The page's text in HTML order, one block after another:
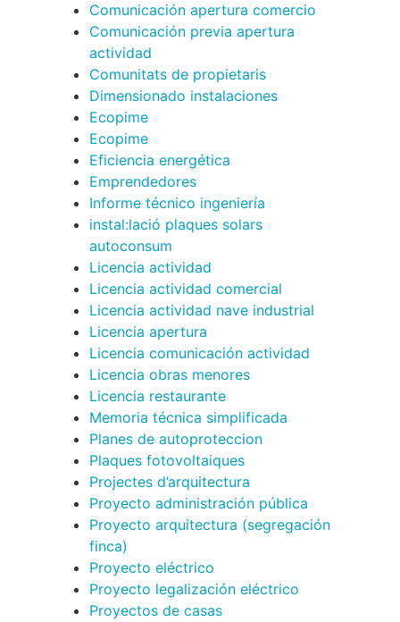
Comunicación apertura comercio
Comunicación previa apertura
actividad
Comunitats de propietaris
Dimensionado instalaciones
Ecopime
Ecopime
Eficiencia energética
Emprendedores
Informe técnico ingeniería
instal:lació plaques solars
autoconsum
Licencia actividad
Licencia actividad comercial
Licencia actividad nave industrial
Licencia apertura
Licencia comunicación actividad
Licencia obras menores
Licencia restaurante
Memoria técnica simplificada
Planes de autoproteccion
Plaques fotovoltaiques
Projectes d’arquitectura
Proyecto administración pública
Proyecto arquitectura (segregación
finca)
Proyecto eléctrico
Proyecto legalización eléctrico
Proyectos de casas